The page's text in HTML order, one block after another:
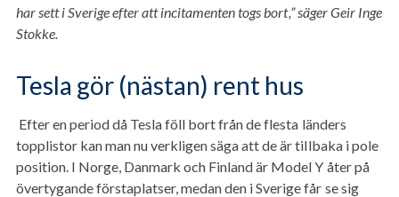
har sett i Sverige efter att incitamenten togs bort,” säger Geir Inge
Stokke.
Tesla gör (nästan) rent hus
Efter en period då Tesla föll bort från de flesta länders
topplistor kan man nu verkligen säga att de är tillbaka i pole
position. I Norge, Danmark och Finland är Model Y åter på
övertygande förstaplatser, medan den i Sverige får se sig